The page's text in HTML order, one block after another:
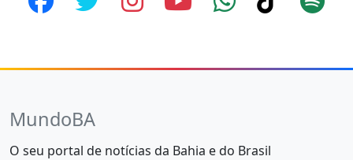
MundoBA
O seu portal de notícias da Bahia e do Brasil